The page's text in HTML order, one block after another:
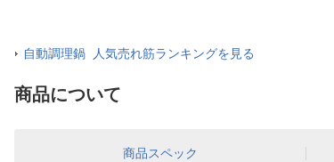
自動調理鍋 人気売れ筋ランキングを見る
商品について
商品スペック